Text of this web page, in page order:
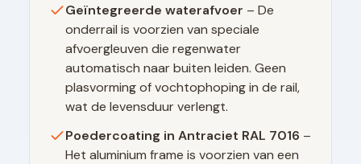
Geïntegreerde waterafvoer – De
onderrail is voorzien van speciale
afvoergleuven die regenwater
automatisch naar buiten leiden. Geen
plasvorming of vochtophoping in de rail,
wat de levensduur verlengt.
Poedercoating in Antraciet RAL 7016 –
Het aluminium frame is voorzien van een